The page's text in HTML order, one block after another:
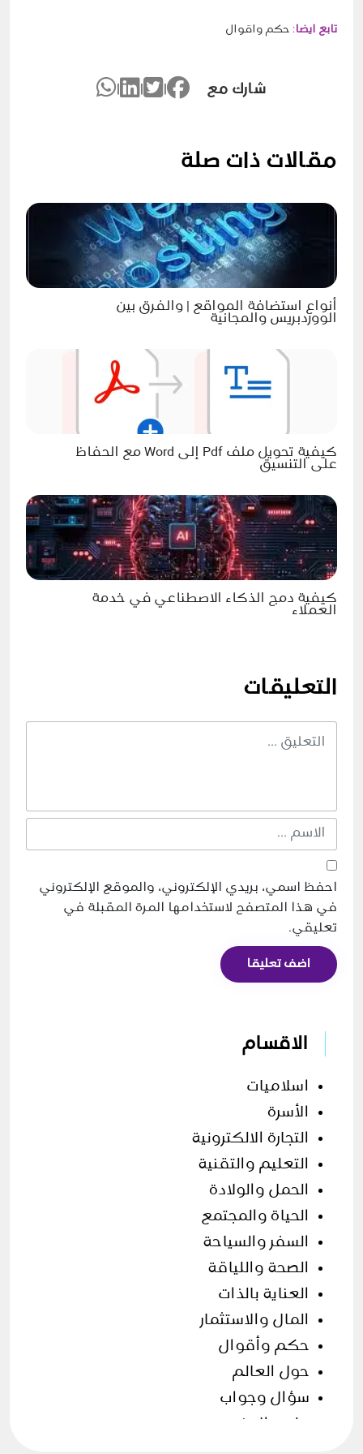
تابع ايضا: حكم واقوال
شارك مع
مقالات ذات صلة
أنواع استضافة المواقع | والفرق بين
الووردبريس والمجانية
كيفية تحويل ملف Pdf إلى Word مع الحفاظ
على التنسيق
كيفية دمج الذكاء الاصطناعي في خدمة
العملاء
التعليقات
احفظ اسمي، بريدي الإلكتروني، والموقع الإلكتروني
في هذا المتصفح لاستخدامها المرة المقبلة في
تعليقي.
اضف تعليقا
الاقسام
اسلاميات
الأسرة
التجارة الالكترونية
التعليم والتقنية
الحمل والولادة
الحياة والمجتمع
السفر والسياحة
الصحة واللياقة
العناية بالذات
المال والاستثمار
حكم وأقوال
حول العالم
سؤال وجواب
علوم الارض